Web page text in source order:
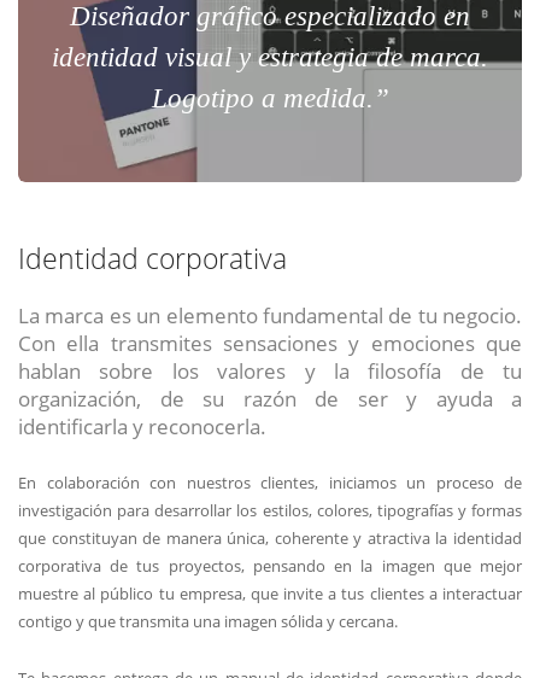
Diseñador gráfico especializado en
identidad visual y estrategia de marca.
Logotipo a medida.”
Identidad corporativa
La marca es un elemento fundamental de tu negocio.
Con ella transmites sensaciones y emociones que
hablan sobre los valores y la filosofía de tu
organización, de su razón de ser y ayuda a
identificarla y reconocerla.
En colaboración con nuestros clientes, iniciamos un proceso de
investigación para desarrollar los estilos, colores, tipografías y formas
que constituyan de manera única, coherente y atractiva la identidad
corporativa de tus proyectos, pensando en la imagen que mejor
muestre al público tu empresa, que invite a tus clientes a interactuar
contigo y que transmita una imagen sólida y cercana.